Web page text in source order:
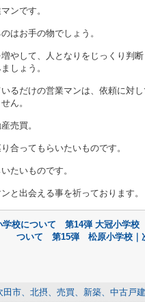
ンです。
はお手の物でしょう。
やして、人となりをじっくり判
しょう。
るだけの営業マンは、依頼に対
ん。
売買。
合ってもらいたいものです。
たいものです。
と出会える事を祈っております。
校について 第14弾 大冠小学校
ついて 第15弾 松原小学校｜
市、北摂、売買、新築、中古戸